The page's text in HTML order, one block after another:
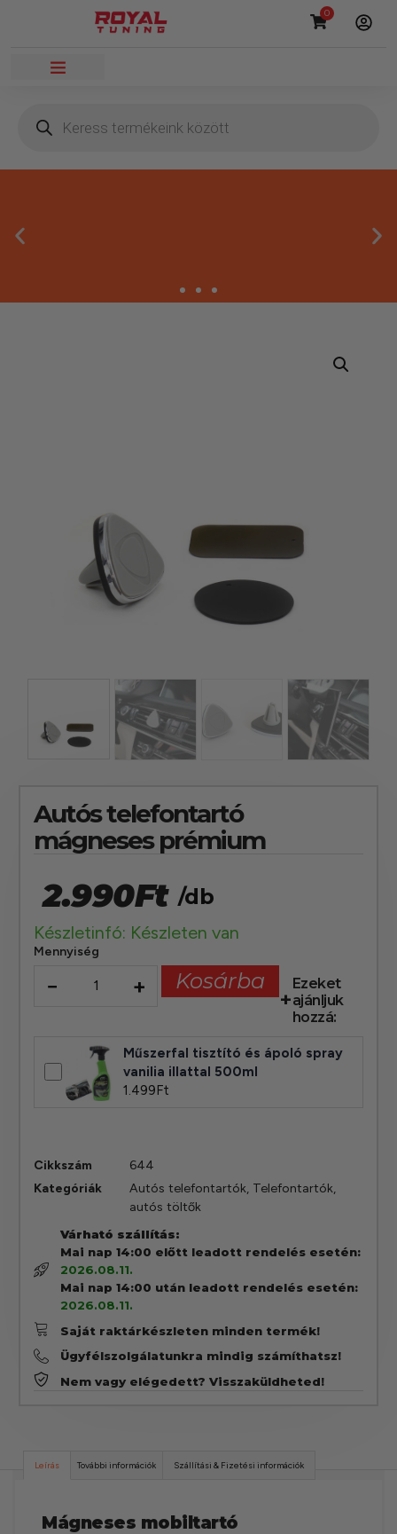
0
Autós telefontartó
mágneses prémium
2.990Ft /db
Készletinfó: Készleten van
Mennyiség
− + Kosárba
Ezeket
ajánljuk
hozzá:
Műszerfal tisztító és ápoló spray
vanilia illattal 500ml
1.499Ft
Cikkszám
644
Kategóriák
Autós telefontartók, Telefontartók,
autós töltők
Várható szállítás:
Mai nap 14:00 előtt leadott rendelés esetén:
2026.08.11.
Mai nap 14:00 után leadott rendelés esetén:
2026.08.11.
Saját raktárkészleten minden termék!
Ügyfélszolgálatunkra mindig számíthatsz!
Nem vagy elégedett? Visszaküldheted!
Leírás További információk Szállítási & Fizetési információk
Mágneses mobiltartó